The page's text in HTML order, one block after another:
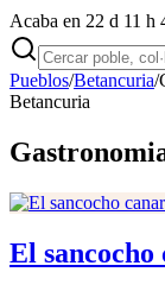
Acaba en 22 d 11 h
Pueblos/Betancuria/
Betancuria
El